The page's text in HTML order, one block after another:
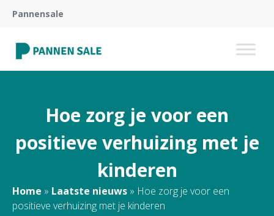
Pannensale
Hoe zorg je voor een
positieve verhuizing met je
kinderen
Home » Laatste nieuws » Hoe zorg je voor een
positieve verhuizing met je kinderen